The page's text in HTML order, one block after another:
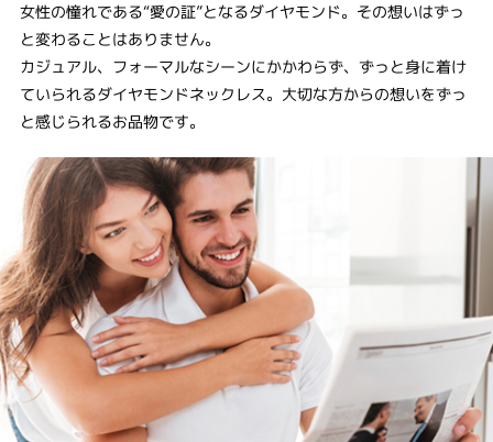
女性の憧れである“愛の証”となるダイヤモンド。その想いはずっ
と変わることはありません。
カジュアル、フォーマルなシーンにかかわらず、ずっと身に着け
ていられるダイヤモンドネックレス。大切な方からの想いをずっ
と感じられるお品物です。